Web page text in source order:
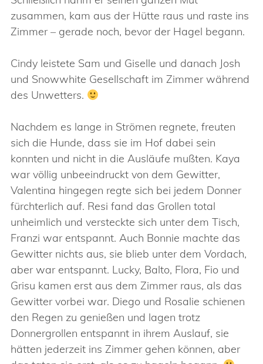
zusammen, kam aus der Hütte raus und raste ins
Zimmer – gerade noch, bevor der Hagel begann.
Cindy leistete Sam und Giselle und danach Josh
und Snowwhite Gesellschaft im Zimmer während
des Unwetters.
Nachdem es lange in Strömen regnete, freuten
sich die Hunde, dass sie im Hof dabei sein
konnten und nicht in die Ausläufe mußten. Kaya
war völlig unbeeindruckt von dem Gewitter,
Valentina hingegen regte sich bei jedem Donner
fürchterlich auf. Resi fand das Grollen total
unheimlich und versteckte sich unter dem Tisch,
Franzi war entspannt. Auch Bonnie machte das
Gewitter nichts aus, sie blieb unter dem Vordach,
aber war entspannt. Lucky, Balto, Flora, Fio und
Grisu kamen erst aus dem Zimmer raus, als das
Gewitter vorbei war. Diego und Rosalie schienen
den Regen zu genießen und lagen trotz
Donnergrollen entspannt in ihrem Auslauf, sie
hätten jederzeit ins Zimmer gehen können, aber